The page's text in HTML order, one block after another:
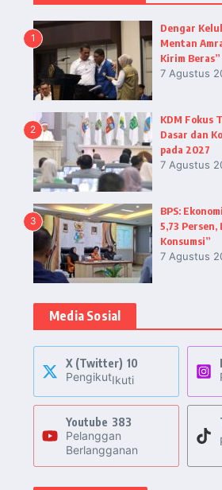
1
Dengar
Mentan
Kirim Beras”
7 Agustus
2
KDM Fokus
Dasar dan
pada 2027
7 Agustus
3
BPS:
5,73
Konsumsi”
7 Agustus
Media Sosial
X (Twitter) 10
PengikutIkuti
Youtube 383
Pelanggan
Berlangganan